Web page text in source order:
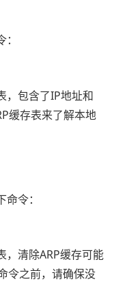
，包含了IP地址和
缓存表来了解本地
令：
，清除ARP缓存可能
令之前，请确保没